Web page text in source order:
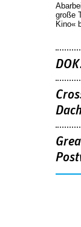
große
Kino«